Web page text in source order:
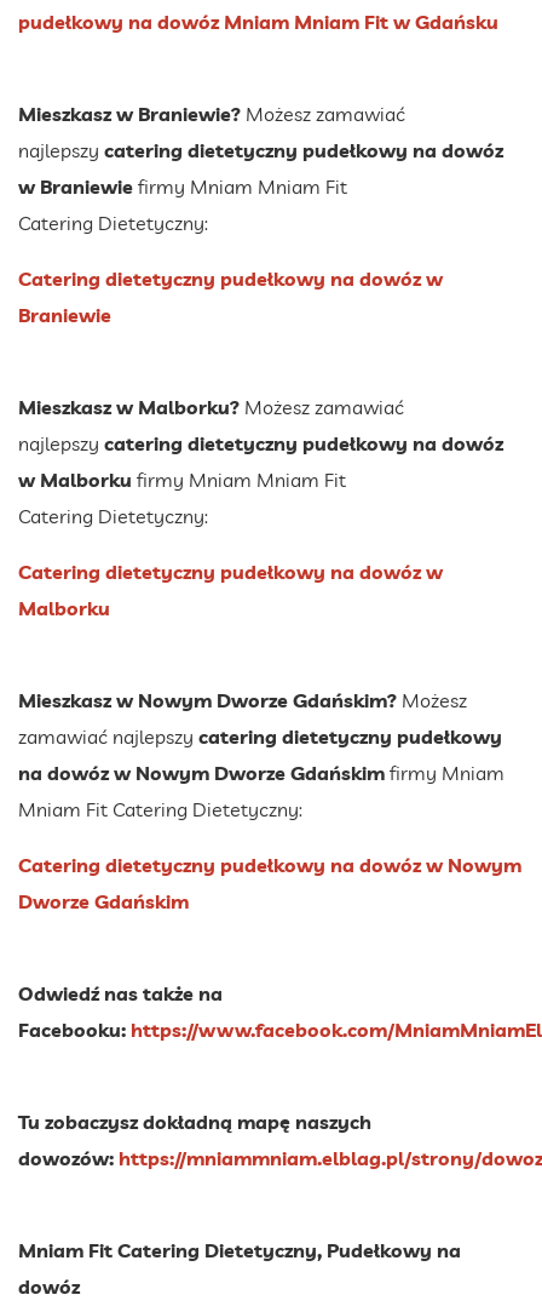
pudełkowy na dowóz Mniam Mniam Fit w Gdańsku
Mieszkasz w Braniewie? Możesz zamawiać
najlepszy catering dietetyczny pudełkowy na dowóz
w Braniewie firmy Mniam Mniam Fit
Catering Dietetyczny:
Catering dietetyczny pudełkowy na dowóz w
Braniewie
Mieszkasz w Malborku? Możesz zamawiać
najlepszy catering dietetyczny pudełkowy na dowóz
w Malborku firmy Mniam Mniam Fit
Catering Dietetyczny:
Catering dietetyczny pudełkowy na dowóz w
Malborku
Mieszkasz w Nowym Dworze Gdańskim? Możesz
zamawiać najlepszy catering dietetyczny pudełkowy
na dowóz w Nowym Dworze Gdańskim firmy Mniam
Mniam Fit Catering Dietetyczny:
Catering dietetyczny pudełkowy na dowóz w Nowym
Dworze Gdańskim
Odwiedź nas także na
Facebooku: https://www.facebook.com/
Tu zobaczysz dokładną mapę naszych
dowozów: https://mniammniam.elblag.pl/strony/dowoz
Mniam Fit Catering Dietetyczny, Pudełkowy na
dowóz